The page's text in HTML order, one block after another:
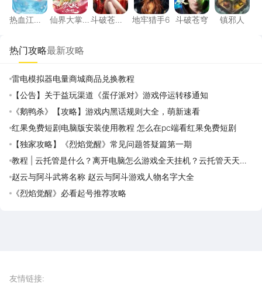
热血江
仙界大掌
斗破苍
地牢猎手6 斗破苍穹 镇邪人
热门攻略最新攻略
雷电模拟器电量商城商品兑换教程
【公告】关于益玩渠道《蛋仔派对》游戏停运转移通知
《鹅鸭杀》【攻略】游戏内黑话规则大全，萌新速看
红果免费短剧电脑版安装使用教程 怎么在pc端看红果免费短剧
【独家攻略】《烈焰觉醒》常见问题答疑篇第一期
教程 | 云托管是什么？离开电脑怎么游戏全天挂机？云托管天天免
费领取攻略
赵云与阿斗武将名称 赵云与阿斗游戏人物名字大全
《烈焰觉醒》必看起号推荐攻略
友情链接: